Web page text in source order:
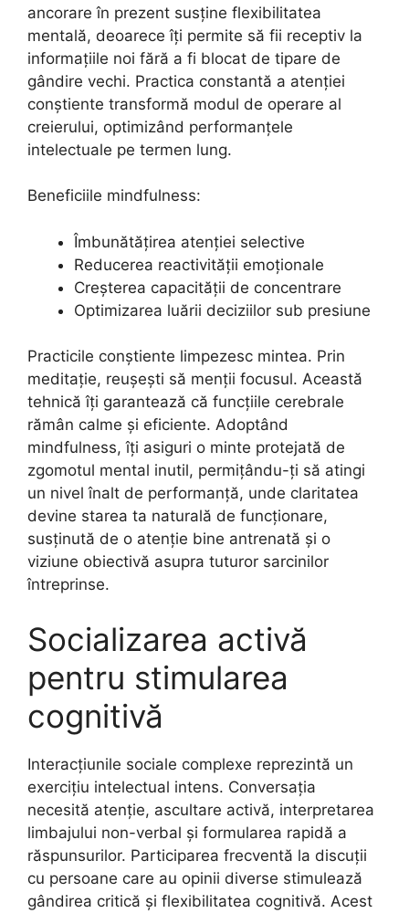
ancorare în prezent susține flexibilitatea
mentală, deoarece îți permite să fii receptiv la
informațiile noi fără a fi blocat de tipare de
gândire vechi. Practica constantă a atenției
conștiente transformă modul de operare al
creierului, optimizând performanțele
intelectuale pe termen lung.
Beneficiile mindfulness:
Îmbunătățirea atenției selective
Reducerea reactivității emoționale
Creșterea capacității de concentrare
Optimizarea luării deciziilor sub presiune
Practicile conștiente limpezesc mintea. Prin
meditație, reușești să menții focusul. Această
tehnică îți garantează că funcțiile cerebrale
rămân calme și eficiente. Adoptând
mindfulness, îți asiguri o minte protejată de
zgomotul mental inutil, permițându-ți să atingi
un nivel înalt de performanță, unde claritatea
devine starea ta naturală de funcționare,
susținută de o atenție bine antrenată și o
viziune obiectivă asupra tuturor sarcinilor
întreprinse.
Socializarea activă
pentru stimularea
cognitivă
Interacțiunile sociale complexe reprezintă un
exercițiu intelectual intens. Conversația
necesită atenție, ascultare activă, interpretarea
limbajului non-verbal și formularea rapidă a
răspunsurilor. Participarea frecventă la discuții
cu persoane care au opinii diverse stimulează
gândirea critică și flexibilitatea cognitivă. Acest